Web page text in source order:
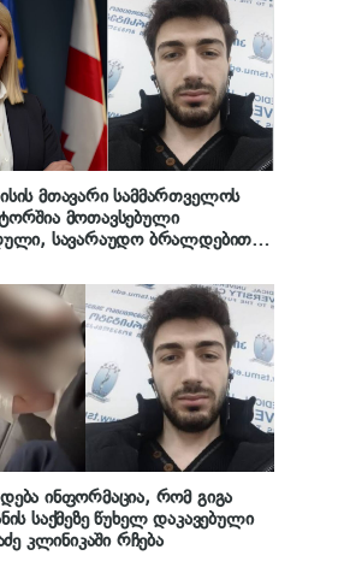
მთავარი სამმართველოს
მოთავსებული
სავარაუდო ბრალდებით.
იცოდა“, – ანასტასია
ადვოკატი, ქეთევან
ინფორმაცია, რომ გიგა
საქმეზე წუხელ დაკავებული
კლინიკაში რჩება